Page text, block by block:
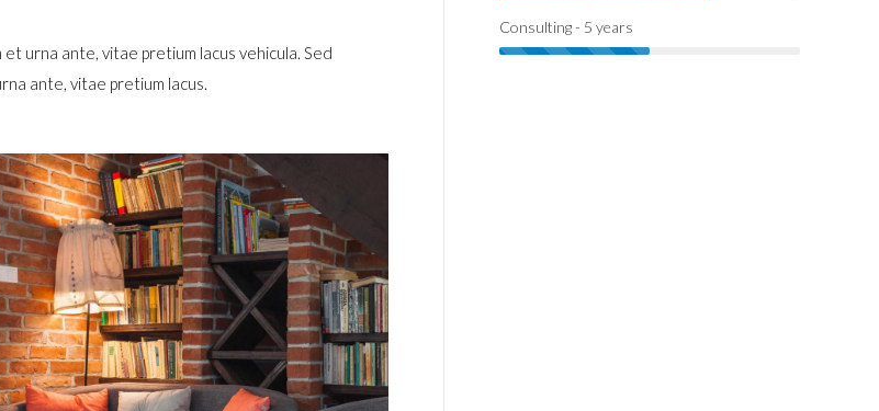
urna ante, vitae pretium lacus vehicula. Sed
ante, vitae pretium lacus.
Consulting - 5 years